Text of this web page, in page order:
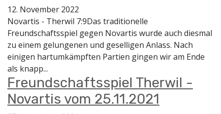
12. November 2022
Novartis - Therwil 7:9Das traditionelle
Freundschaftsspiel gegen Novartis wurde auch diesmal
zu einem gelungenen und geselligen Anlass. Nach
einigen hartumkämpften Partien gingen wir am Ende
als knapp...
Freundschaftsspiel Therwil -
Novartis vom 25.11.2021